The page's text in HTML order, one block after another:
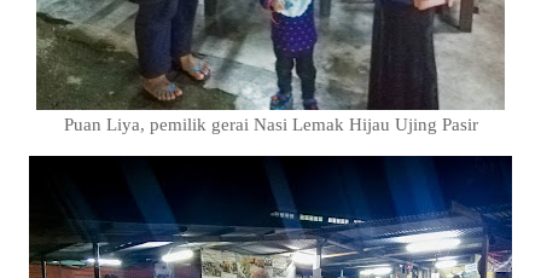
Puan Liya, pemilik gerai Nasi Lemak Hijau Ujing Pasir